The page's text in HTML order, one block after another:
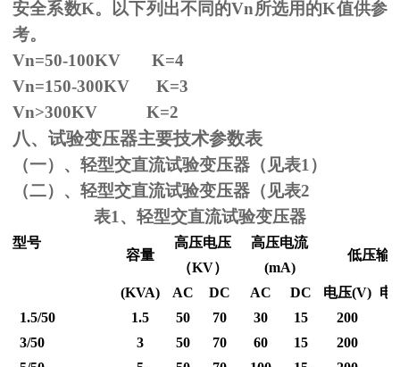
安全系数K。以下列出不同的Vn所选用的K值供参
考。
Vn=50-100KV K=4
Vn=150-300KV K=3
Vn>300KV K=2
八、试验变压器主要技术参数表
（一）、轻型交直流试验变压器（见表1）
（二）、轻型交直流试验变压器（见表2
表1、轻型交直流试验变压器
型号
容量
高压电压
（KV）
高压电流
(mA)
低压输
(KVA) AC DC AC DC 电压(V) 电
1.5/50
1.5 50 70 30 15 200
3/50
3 50 70 60 15 200